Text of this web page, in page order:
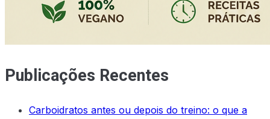
Publicações Recentes
Carboidratos antes ou depois do treino: o que a